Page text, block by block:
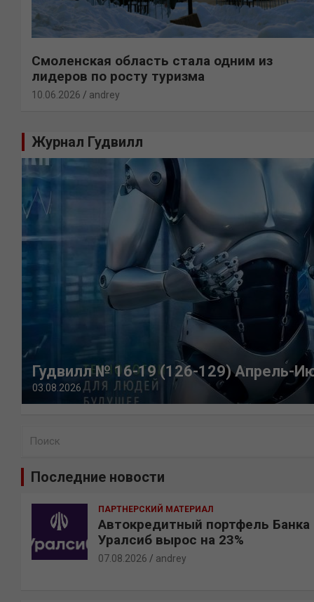
Смоленская область стала одним из
лидеров по росту туризма
10.06.2026 andrey
Журнал Гудвилл
Гудвилл № 16-19 (126-129) Апрель-
03.08.2026
Последние новости
ПАРТНЕРСКИЙ МАТЕРИАЛ
Автокредитный портфель Банка
Уралсиб вырос на 23%
07.08.2026 andrey